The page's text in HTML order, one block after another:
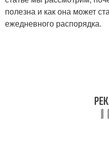
полезна и как она может
ежедневного распорядка.